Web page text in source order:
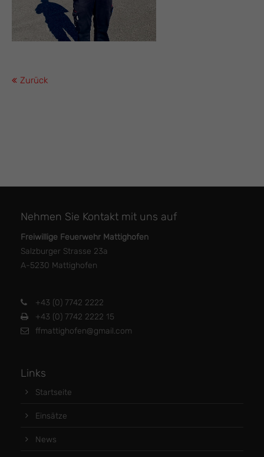
Zurück
Nehmen Sie Kontakt mit uns auf
Freiwillige Feuerwehr Mattighofen
Salzburger Strasse 23a
A-5230 Mattighofen
+43 (0) 7742 2222
+43 (0) 7742 2222 15
ffmattighofen@gmail.com
Links
Startseite
Einsätze
News